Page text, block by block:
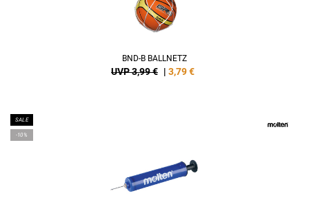
BND-B BALLNETZ
UVP 3,99 € | 3,79€
SALE
-10%